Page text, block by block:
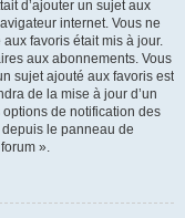
d’ajouter un sujet aux
internet. Vous ne
favoris était mis à jour.
aux abonnements. Vous
sujet ajouté aux favoris est
de la mise à jour d’un
de notification des
le panneau de
».